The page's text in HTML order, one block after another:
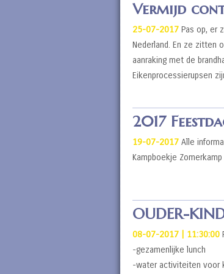
Vermijd
25-07-2017 Pas op, er
Nederland. En ze zitten
aanraking met de
Eikenprocessierupsen
2017
19-07-2017 Alle
Kampboekje
OUDER-
08-07-2017 | 11:30:00
-gezamenlijke lunch
-water activiteiten voor